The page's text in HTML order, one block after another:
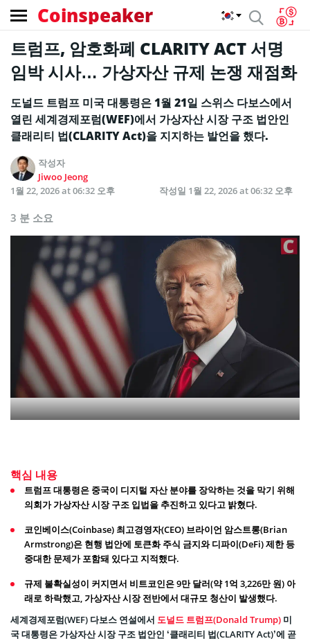
Coinspeaker
트럼프, 암호화폐 CLARITY ACT 서명
임박 시사… 가상자산 규제 논쟁 재점화
도널드 트럼프 미국 대통령은 1월 21일 스위스 다보스에서
열린 세계경제포럼(WEF)에서 가상자산 시장 구조 법안인
클래리티 법(CLARITY Act)을 지지하는 발언을 했다.
작성자
Jiwoo Jeong
1월 22, 2026 at 06:32 오후
작성일 1월 22, 2026 at 06:32 오후
3 분 소요
핵심 내용
트럼프 대통령은 중국이 디지털 자산 분야를 장악하는 것을 막기 위해
의회가 가상자산 시장 구조 입법을 추진하고 있다고 밝혔다.
코인베이스(Coinbase) 최고경영자(CEO) 브라이언 암스트롱(Brian
Armstrong)은 현행 법안에 토큰화 주식 금지와 디파이(DeFi) 제한 등
중대한 문제가 포함돼 있다고 지적했다.
규제 불확실성이 커지면서 비트코인은 9만 달러(약 1억 3,226만 원) 아
래로 하락했고, 가상자산 시장 전반에서 대규모 청산이 발생했다.
세계경제포럼(WEF) 다보스 연설에서 도널드 트럼프(Donald Trump) 미
국 대통령은 가상자산 시장 구조 법안인 ‘클래리티 법(CLARITY Act)’에 곧